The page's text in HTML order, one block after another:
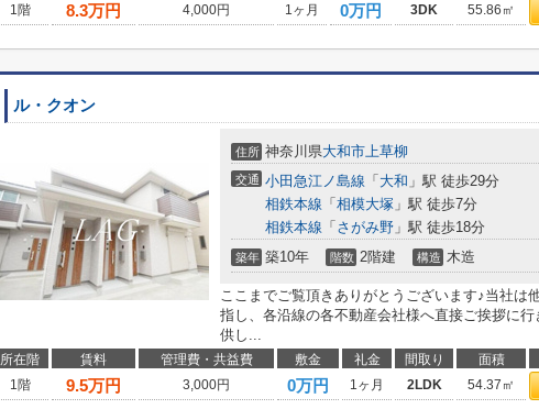
1階
8.3万円 4,000円 1ヶ月 0万円 3DK 55.86㎡
ル・クオン
住所 神奈川県大和市上草柳
交通 小田急江ノ島線 「 大和 」駅 徒歩29分
相鉄本線 「 相模大塚 」駅 徒歩7分
相鉄本線 「 さがみ野 」駅 徒歩18分
築年 築10年 階数 2階建 構造 木造
ここまでご覧頂きありがとうございます♪当社は
指し、各沿線の各不動産会社様へ直接ご挨拶に
供し...
所在階 賃料 管理費・共益費 敷金 礼金 間取り 面積
1階
9.5万円 3,000円 0万円 1ヶ月 2LDK 54.37㎡